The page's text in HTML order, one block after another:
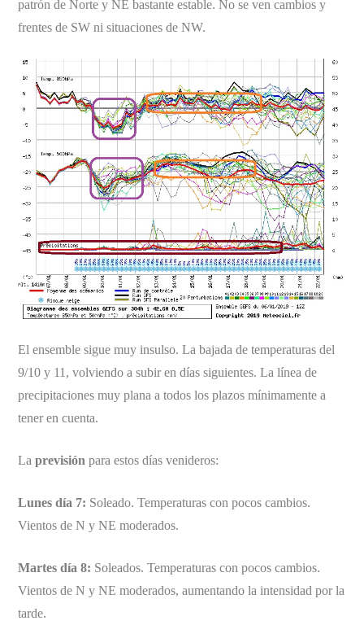
patrón de Norte y NE bastante estable. No se ven cambios y
frentes de SW ni situaciones de NW.
El ensemble sigue muy insulso. La bajada de temperaturas del
9/10 y 11, volviendo a subir en días siguientes. La línea de
precipitaciones muy plana a todos los plazos mínimamente a
tener en cuenta.
Laprevisión para estos días venideros:
Lunes día 7: Soleado. Temperaturas con pocos cambios.
Vientos de N y NE moderados.
Martes día 8: Soleados. Temperaturas con pocos cambios.
Vientos de N y NE moderados, aumentando la intensidad por la
tarde.